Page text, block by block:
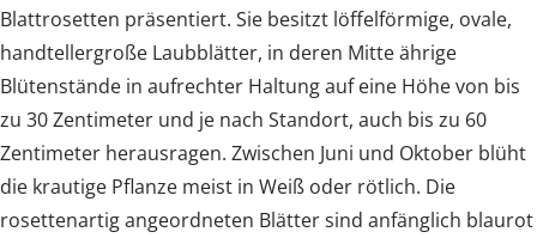
Blattrosetten präsentiert. Sie besitzt löffelförmige, ovale,
handtellergroße Laubblätter, in deren Mitte ährige
Blütenstände in aufrechter Haltung auf eine Höhe von bis
zu 30 Zentimeter und je nach Standort, auch bis zu 60
Zentimeter herausragen. Zwischen Juni und Oktober blüht
die krautige Pflanze meist in Weiß oder rötlich. Die
rosettenartig angeordneten Blätter sind anfänglich blaurot